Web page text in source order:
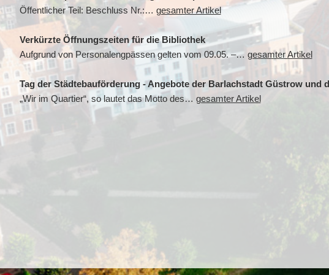
Öffentlicher Teil: Beschluss Nr.:… gesamter Artikel
Verkürzte Öffnungszeiten für die Bibliothek
Aufgrund von Personalengpässen gelten vom 09.05. –… gesamter Artikel
Tag der Städtebauförderung - Angebote der Barlachstadt Güstrow und
„Wir im Quartier“, so lautet das Motto des… gesamter Artikel